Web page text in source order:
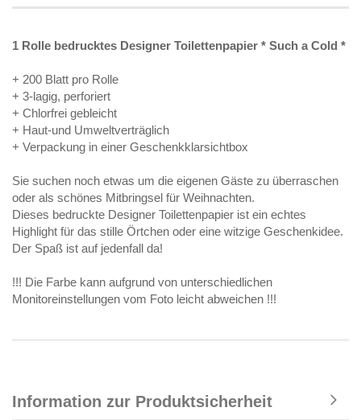
1 Rolle bedrucktes Designer Toilettenpapier * Such a Cold *
+ 200 Blatt pro Rolle
+ 3-lagig, perforiert
+ Chlorfrei gebleicht
+ Haut-und Umweltverträglich
+ Verpackung in einer Geschenkklarsichtbox
Sie suchen noch etwas um die eigenen Gäste zu überraschen
oder als schönes Mitbringsel für Weihnachten.
Dieses bedruckte Designer Toilettenpapier ist ein echtes
Highlight für das stille Örtchen oder eine witzige Geschenkidee.
Der Spaß ist auf jedenfall da!
!!! Die Farbe kann aufgrund von unterschiedlichen
Monitoreinstellungen vom Foto leicht abweichen !!!
Information zur Produktsicherheit